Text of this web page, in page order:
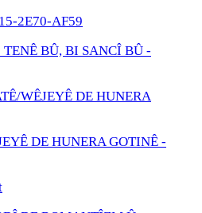
BÛ, BI SANCÎ BÛ -
DE HUNERA GOTINÊ -